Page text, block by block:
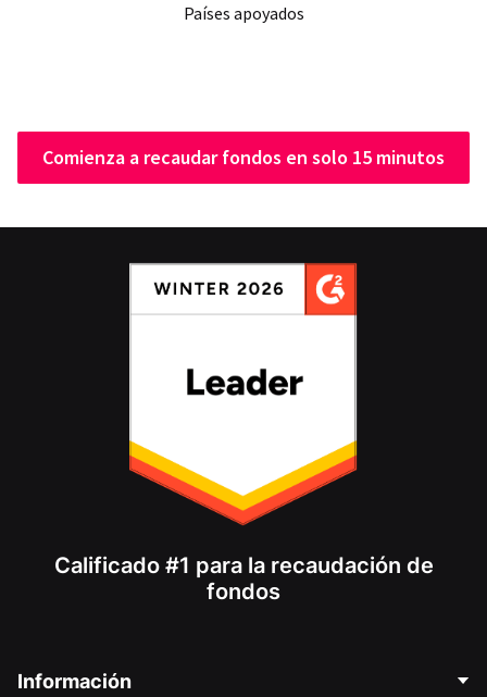
Países apoyados
Comienza a recaudar fondos en solo 15 minutos
Calificado #1 para la recaudación de
fondos
Información